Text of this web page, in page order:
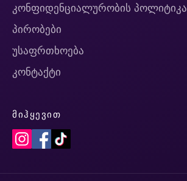
კონფიდენციალურობის პოლიტიკა
პირობები
უსაფრთხოება
კონტაქტი
ᲛᲘᲰᲧᲔᲕᲘᲗ